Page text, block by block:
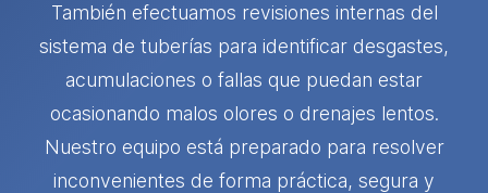
También efectuamos revisiones internas del
sistema de tuberías para identificar desgastes,
acumulaciones o fallas que puedan estar
ocasionando malos olores o drenajes lentos.
Nuestro equipo está preparado para resolver
inconvenientes de forma práctica, segura y